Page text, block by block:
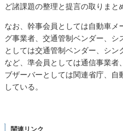
ど諸課題の整理と提言の取りまと
なお、幹事会員としては自動車メ
グ事業者、交通管制ベンダー、シ
としては交通管制ベンダー、シ
など、準会員としては通信事業者
ブザーバーとしては関連省庁、
している。
関連リンク